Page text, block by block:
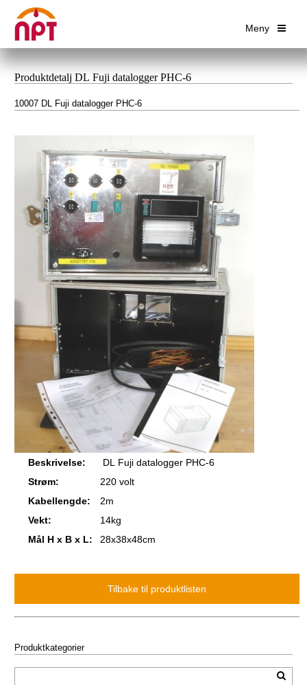
Meny
Produktdetalj DL Fuji datalogger PHC-6
10007 DL Fuji datalogger PHC-6
Beskrivelse:
DL Fuji datalogger PHC-6
Strøm:
220 volt
Kabellengde:
2m
Vekt:
14kg
Mål H x B x L:
28x38x48cm
Produktkategorier